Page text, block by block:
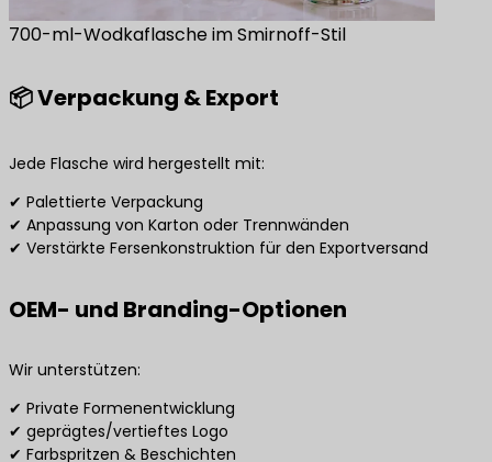
700-ml-Wodkaflasche im Smirnoff-Stil
📦 Verpackung & Export
Jede Flasche wird hergestellt mit:
✔ Palettierte Verpackung
✔ Anpassung von Karton oder Trennwänden
✔ Verstärkte Fersenkonstruktion für den Exportversand
OEM- und Branding-Optionen
Wir unterstützen:
✔ Private Formenentwicklung
✔ geprägtes/vertieftes Logo
✔ Farbspritzen & Beschichten